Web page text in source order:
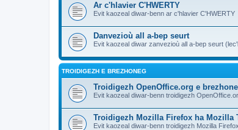
Ar c'hlavier C'HWERTY
Evit kaozeal diwar-benn ar c'hlavier C'HWERTY
Danvezioù all a-bep seurt
Evit kaozeal diwar zanvezioù all a-bep seurt
TROIDIGEZH E BREZHONEG
Troidigezh OpenOffice.org e
Evit kaozeal diwar-benn troidigezh
Troidigezh Mozilla Firefox ha Mozilla
Evit kaozeal diwar-benn troidigezh Mozilla